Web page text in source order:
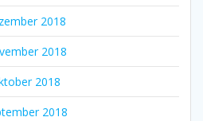
2018
2018
2018
2018